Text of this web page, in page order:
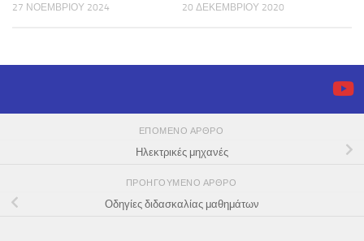
27 ΝΟΕΜΒΡΊΟΥ 2024 20 ΔΕΚΕΜΒΡΊΟΥ 2020
ΕΠΌΜΕΝΟ ΆΡΘΡΟ
Ηλεκτρικές μηχανές
ΠΡΟΗΓΟΎΜΕΝΟ ΆΡΘΡΟ
Οδηγίες διδασκαλίας μαθημάτων